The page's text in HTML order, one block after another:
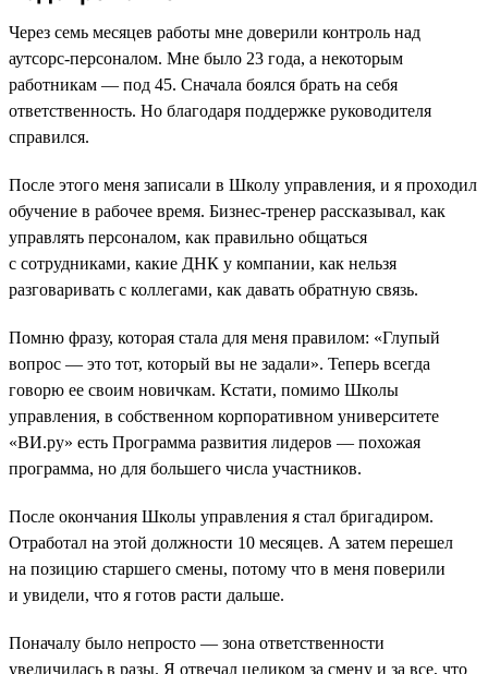
Через семь месяцев работы мне доверили контроль над
аутсорс-персоналом. Мне было 23 года, а некоторым
работникам — под 45. Сначала боялся брать на себя
ответственность. Но благодаря поддержке руководителя
справился.
После этого меня записали в Школу управления, и я проходил
обучение в рабочее время. Бизнес-тренер рассказывал, как
управлять персоналом, как правильно общаться
с сотрудниками, какие ДНК у компании, как нельзя
разговаривать с коллегами, как давать обратную связь.
Помню фразу, которая стала для меня правилом: «Глупый
вопрос — это тот, который вы не задали». Теперь всегда
говорю ее своим новичкам. Кстати, помимо Школы
управления, в собственном корпоративном университете
«ВИ.ру» есть Программа развития лидеров — похожая
программа, но для большего числа участников.
После окончания Школы управления я стал бригадиром.
Отработал на этой должности 10 месяцев. А затем перешел
на позицию старшего смены, потому что в меня поверили
и увидели, что я готов расти дальше.
Поначалу было непросто — зона ответственности
увеличилась в разы. Я отвечал целиком за смену и за все, что